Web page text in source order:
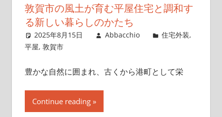
敦賀市の風土が育む平屋住宅と調和す
る新しい暮らしのかたち
2025年8月15日 Abbacchio 住宅外装,
平屋, 敦賀市
豊かな自然に囲まれ、古くから港町として栄
Continue reading